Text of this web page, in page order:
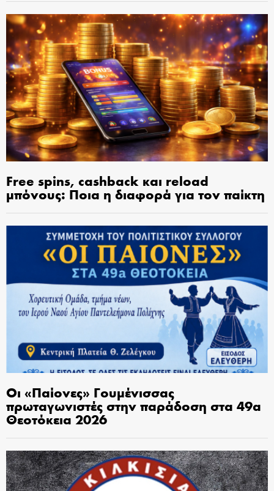
Free spins, cashback και reload
μπόνους: Ποια η διαφορά για τον παίκτη
Οι «Παίονες» Γουμένισσας
πρωταγωνιστές στην παράδοση στα 49α
Θεοτόκεια 2026